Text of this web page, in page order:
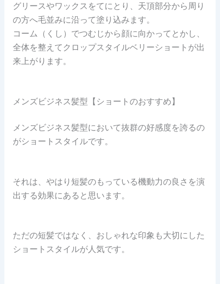
グリースやワックスをてにとり、天頂部分から周り
の方へ毛並みに沿って塗り込みます。
コーム（くし）でつむじから顔に向かってとかし、
全体を整えてクロップスタイルベリーショートが出
来上がります。
メンズビジネス髪型【ショートのおすすめ】
メンズビジネス髪型において抜群の好感度を誇るの
がショートスタイルです。
それは、やはり短髪のもっている機動力の良さを演
出する効果にあると思います。
ただの短髪ではなく、おしゃれな印象も大切にした
ショートスタイルが人気です。